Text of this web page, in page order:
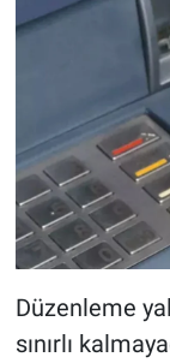
Düzenleme
sınırlı